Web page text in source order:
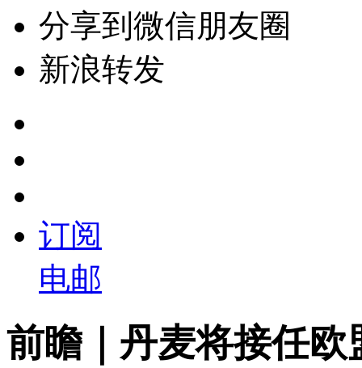
分享到微信朋友圈
新浪转发
订阅
电邮
前瞻｜丹麦将接任